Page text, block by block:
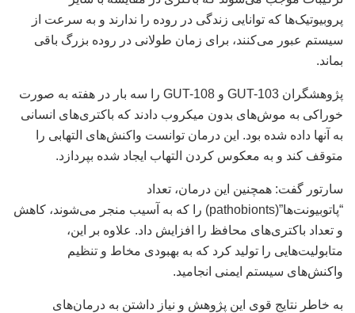
پروبیوتیک‌ها که توانایی زندگی در روده را ندارند و به سرعت از
سیستم عبور می‌کنند، برای زمان طولانی در روده بزرگ باقی
بماند.
پژوهشگران GUT-103 و GUT-108 را سه بار در هفته به صورت
خوراکی به موش‌های بدون میکروب دادند که باکتری‌های انسانی
به آنها داده شده بود. این درمان توانست واکنش‌های التهابی را
متوقف کند و به معکوس کردن التهاب ایجاد شده بپردازد.
سارتور گفت: همچنین این درمان، تعداد
“پاتوبیونت‌ها”(pathobionts) را که به آسیب منجر می‌شوند، کاهش
و تعداد باکتری‌های محافظ را افزایش داد. علاوه بر این،
متابولیت‌هایی را تولید کرد که به بهبودی مخاط و تنظیم
واکنش‌های سیستم ایمنی انجامید.
به خاطر نتایج قوی این پژوهش و نیاز داشتن به درمان‌های